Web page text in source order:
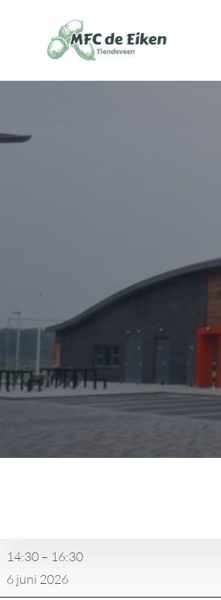
14:30 – 16:30
6 juni 2026